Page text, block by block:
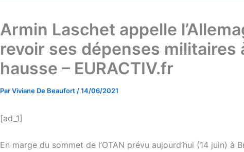
Armin Laschet appelle
revoir ses dépenses militaires
hausse – EURACTIV.fr
ParViviane De Beaufort /14/06/2021
[ad_1]
En marge du sommet de l’OTAN prévu aujourd’hui (14 juin) à